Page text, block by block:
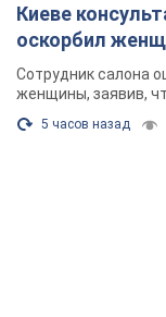
Киеве
оскорбил
химиотерапии,
Фото
Сотрудник салона
женщины, заявив,
5 часов назад